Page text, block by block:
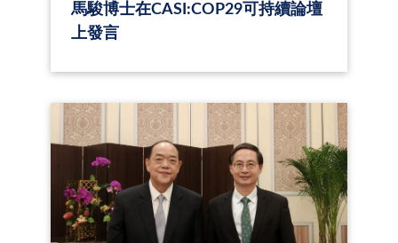
馬駿博士在CASI:COP29可持續論壇
上發言